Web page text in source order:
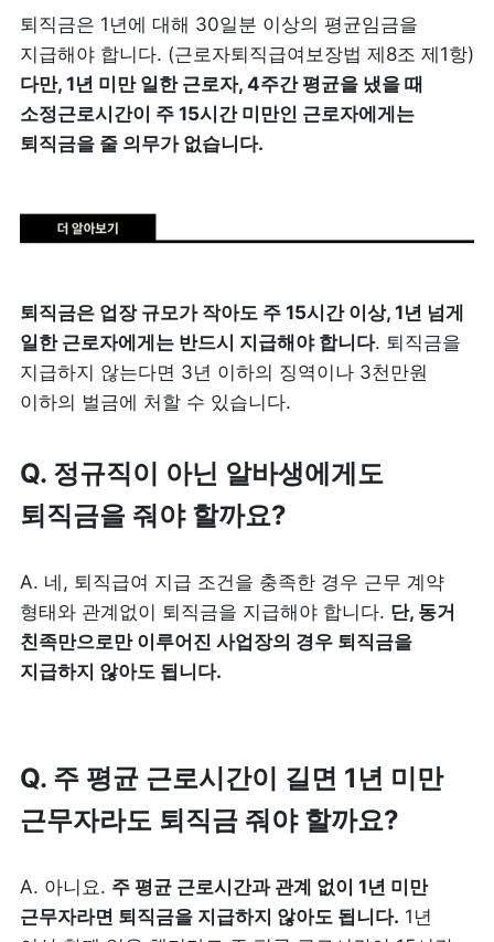
퇴직금은 1년에 대해 30일분 이상의 평균임금을
다만, 1년 미만 일한 근로자, 4주간 평균을 냈을 때
소정근로시간이 주 15시간 미만인 근로자에게는
퇴직금을 줄 의무가 없습니다.
퇴직금은 업장 규모가 작아도 주 15시간 이상, 1년 넘게
일한 근로자에게는 반드시 지급해야 합니다. 퇴직금을
지급하지 않는다면 3년 이하의 징역이나 3천만원
이하의 벌금에 처할 수 있습니다.
Q. 정규직이 아닌 알바생에게도
퇴직금을 줘야 할까요?
A. 네, 퇴직급여 지급 조건을 충족한 경우 근무 계약
형태와 관계없이 퇴직금을 지급해야 합니다. 단, 동거
친족만으로만 이루어진 사업장의 경우 퇴직금을
지급하지 않아도 됩니다.
Q. 주 평균 근로시간이 길면 1년 미만
근무자라도 퇴직금 줘야 할까요?
A. 아니요. 주 평균 근로시간과 관계 없이 1년 미만
근무자라면 퇴직금을 지급하지 않아도 됩니다. 1년